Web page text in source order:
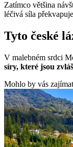
Zatímco většina
léčivá síla
Tyto české
V malebném srdci
síry, které jsou
Mohlo by vás zajímat